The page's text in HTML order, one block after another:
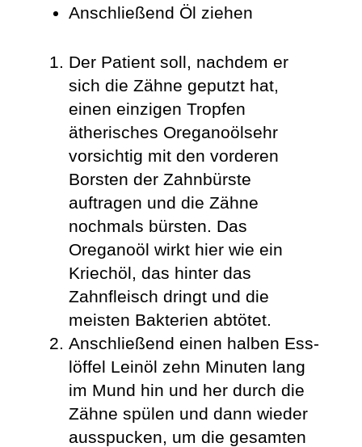
Anschließend Öl ziehen
Der Patient soll, nachdem er
sich die Zähne geputzt hat,
einen einzigen Tropfen
ätherisches Oreganoölsehr
vorsichtig mit den vorderen
Borsten der Zahnbürste
auftragen und die Zähne
nochmals bürsten. Das
Oreganoöl wirkt hier wie ein
Kriechöl, das hinter das
Zahnfleisch dringt und die
meisten Bak­terien abtötet.
Anschließend einen halben Ess­
löffel Leinöl zehn Minuten lang
im Mund hin und her durch die
Zähne spülen und dann wieder
ausspucken, um die gesamten